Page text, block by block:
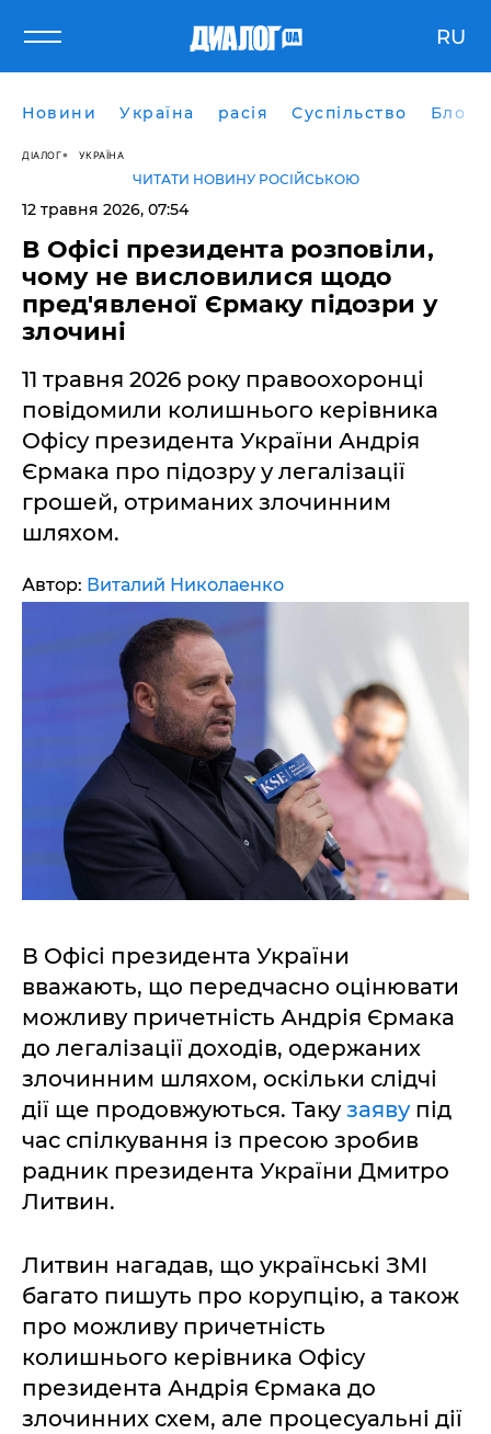
RU
Новини Україна расія Суспільство Блоги
ДІАЛОГ УКРАЇНА
ЧИТАТИ НОВИНУ РОСІЙСЬКОЮ
12 травня 2026, 07:54
В Офісі президента розповіли,
чому не висловилися щодо
пред'явленої Єрмаку підозри у
злочині
11 травня 2026 року правоохоронці
повідомили колишнього керівника
Офісу президента України Андрія
Єрмака про підозру у легалізації
грошей, отриманих злочинним
шляхом.
Автор: Виталий Николаенко
В Офісі президента України
вважають, що передчасно оцінювати
можливу причетність Андрія Єрмака
до легалізації доходів, одержаних
злочинним шляхом, оскільки слідчі
дії ще продовжуються. Такузаявупід
час спілкування із пресою зробив
радник президента України Дмитро
Литвин.
Литвин нагадав, що українські ЗМІ
багато пишуть про корупцію, а також
про можливу причетність
колишнього керівника Офісу
президента Андрія Єрмака до
злочинних схем, але процесуальні дії